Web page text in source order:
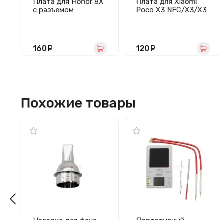
с разъемом
160
Poco X3 NFC/X3/X3
микрофоном
120
Похожие товары